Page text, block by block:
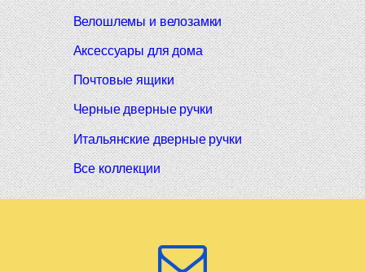
Велошлемы и велозамки
Аксессуары для дома
Почтовые ящики
Черные дверные ручки
Итальянские дверные ручки
Все коллекции